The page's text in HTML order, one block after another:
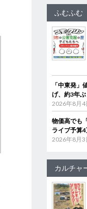
ふむふむ
「中東発
げ、約3年
2026年8月4
物価高でも
ライブ予算
2026年8月3
カルチャ